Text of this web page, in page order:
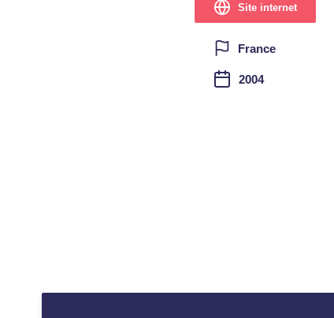
Site internet
France
2004